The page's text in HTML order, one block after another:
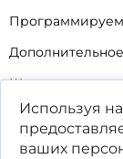
Шопперы
Универсальные
Корзины для
Используя
ваших